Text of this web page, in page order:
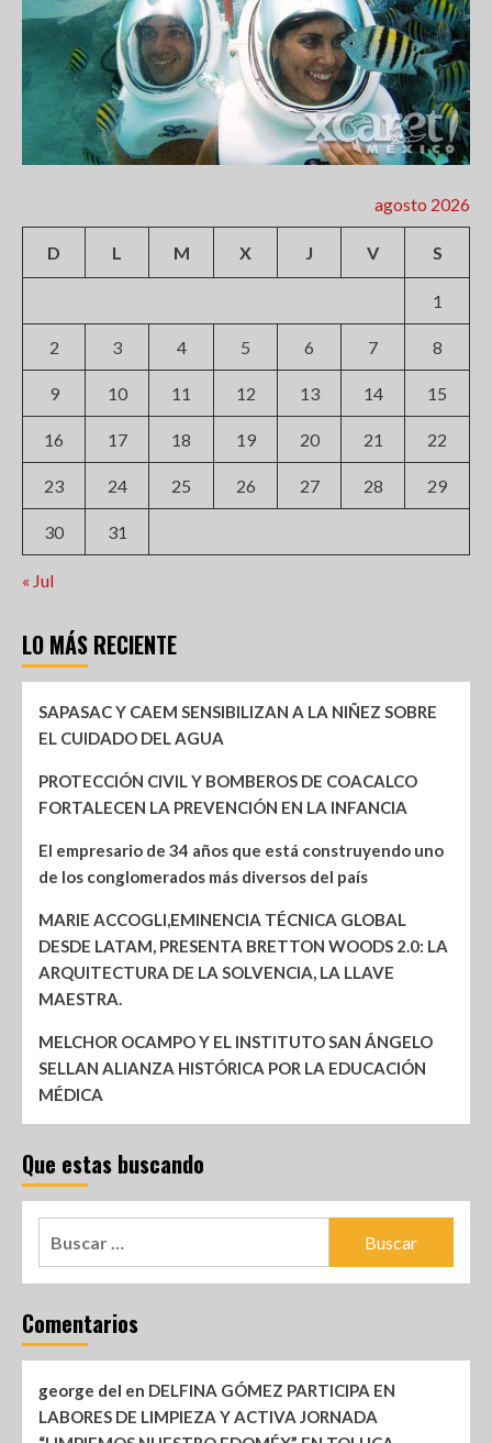
agosto 2026
D L M X J V S
1
2 3 4 5 6 7 8
9 10 11 12 13 14 15
16 17 18 19 20 21 22
23 24 25 26 27 28 29
30 31
« Jul
LO MÁS RECIENTE
SAPASAC Y CAEM SENSIBILIZAN A LA NIÑEZ SOBRE
EL CUIDADO DEL AGUA
PROTECCIÓN CIVIL Y BOMBEROS DE COACALCO
FORTALECEN LA PREVENCIÓN EN LA INFANCIA
El empresario de 34 años que está construyendo uno
de los conglomerados más diversos del país
MARIE ACCOGLI,EMINENCIA TÉCNICA GLOBAL
DESDE LATAM, PRESENTA BRETTON WOODS 2.0: LA
ARQUITECTURA DE LA SOLVENCIA, LA LLAVE
MAESTRA.
MELCHOR OCAMPO Y EL INSTITUTO SAN ÁNGELO
SELLAN ALIANZA HISTÓRICA POR LA EDUCACIÓN
MÉDICA
Que estas buscando
Comentarios
george del en DELFINA GÓMEZ PARTICIPA EN
LABORES DE LIMPIEZA Y ACTIVA JORNADA